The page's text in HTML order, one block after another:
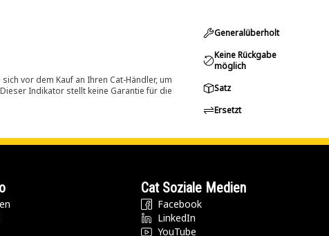
vor dem Kauf an Ihren Cat-Händler, um
Indikator stellt keine Garantie für die
Generalüberholt
Keine Rückgabe
möglich
Satz
Ersetzt
Cat Soziale Medien
Facebook
LinkedIn
YouTube